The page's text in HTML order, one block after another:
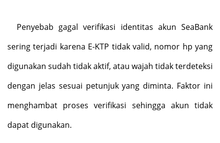
Penyebab gagal verifikasi identitas akun SeaBank
sering terjadi karena E-KTP tidak valid, nomor hp yang
digunakan sudah tidak aktif, atau wajah tidak terdeteksi
dengan jelas sesuai petunjuk yang diminta. Faktor ini
menghambat proses verifikasi sehingga akun tidak
dapat digunakan.